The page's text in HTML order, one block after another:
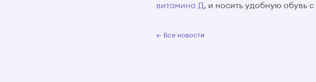
витамина Д, и носить удобную обувь
← Все новости